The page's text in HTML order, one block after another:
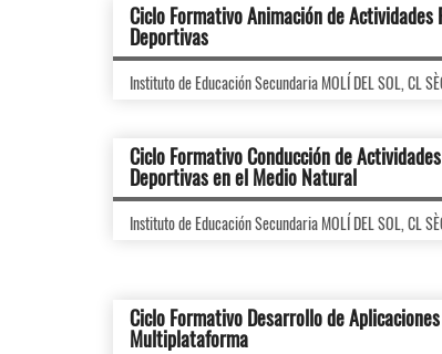
Ciclo Formativo Animación de Actividades
Deportivas
Instituto de Educación Secundaria MOLÍ DEL SOL, CL
Ciclo Formativo Conducción de
Deportivas en el Medio Natural
Instituto de Educación Secundaria MOLÍ DEL SOL, CL
Ciclo Formativo Desarrollo de Aplicaciones
Multiplataforma